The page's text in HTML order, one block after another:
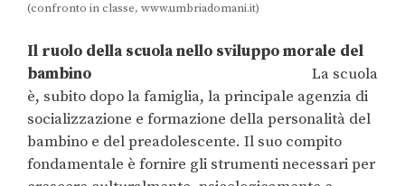
(confronto in classe, www.umbriadomani.it)
Il ruolo della scuola nello sviluppo morale del
bambino La scuola
è, subito dopo la famiglia, la principale agenzia di
socializzazione e formazione della personalità del
bambino e del preadolescente. Il suo compito
fondamentale è fornire gli strumenti necessari per